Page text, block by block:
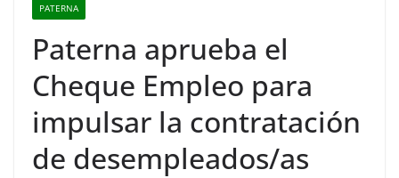
PATERNA
Paterna aprueba el
Cheque Empleo para
impulsar la contratación
de desempleados/as